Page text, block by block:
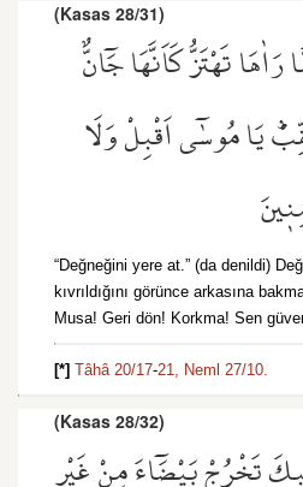
(Kasas 28/31)
تَهْتَزُّ كَاَنَّهَا جَٓانٌّ
يَا مُوسٰٓى اَقْبِلْ وَلَا
“Değneğini yere at.” (da denildi)
kıvrıldığını görünce arkasına
Musa! Geri dön! Korkma! Sen
[*] Tâhâ 20/17-21, Neml 27/10.
(Kasas 28/32)
تَخْرُجْ بَيْضَٓاءَ مِنْ غَيْرِ